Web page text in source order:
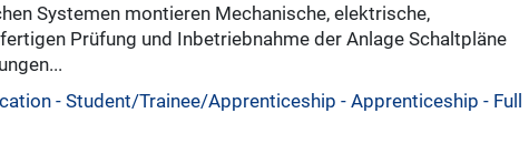
Systemen montieren Mechanische, elektrische,
Prüfung und Inbetriebnahme der Anlage Schaltpläne
- Student/Trainee/Apprenticeship - Apprenticeship - Full